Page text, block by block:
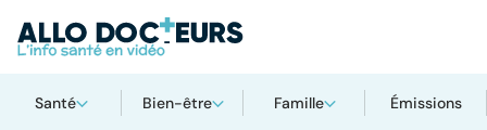
Santé Bien-être Famille Émissions